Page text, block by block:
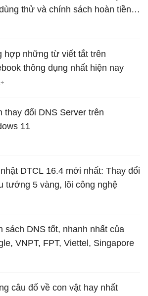
thử và chính sách hoàn tiền
hợp những từ viết tắt trên
thông dụng nhất hiện nay
thay đổi DNS Server trên
11
DTCL 16.4 mới nhất: Thay đổi
tướng 5 vàng, lõi công nghệ
sách DNS tốt, nhanh nhất của
VNPT, FPT, Viettel, Singapore
câu đố về con vật hay nhất